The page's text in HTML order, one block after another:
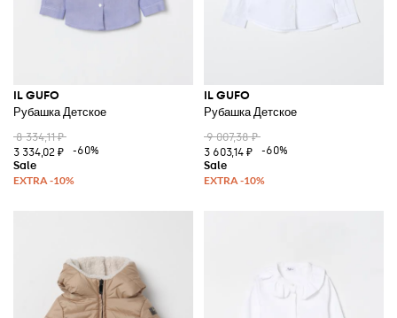
IL GUFO
Рубашка Детское
8 334,11 ₽
3 334,02 ₽
-60%
IL GUFO
Рубашка Детское
9 007,38 ₽
3 603,14 ₽
-60%